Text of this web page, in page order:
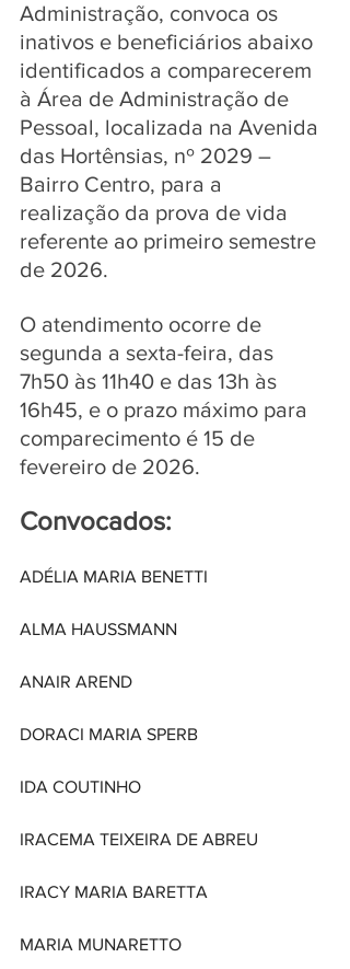
Administração, convoca os
inativos e beneficiários abaixo
identificados a comparecerem
à Área de Administração de
Pessoal, localizada na Avenida
das Hortênsias, nº 2029 –
Bairro Centro, para a
realização da prova de vida
referente ao primeiro semestre
de 2026.
O atendimento ocorre de
segunda a sexta-feira, das
7h50 às 11h40 e das 13h às
16h45, e o prazo máximo para
comparecimento é 15 de
fevereiro de 2026.
Convocados:
ADÉLIA MARIA BENETTI
ALMA HAUSSMANN
ANAIR AREND
DORACI MARIA SPERB
IDA COUTINHO
IRACEMA TEIXEIRA DE ABREU
IRACY MARIA BARETTA
MARIA MUNARETTO